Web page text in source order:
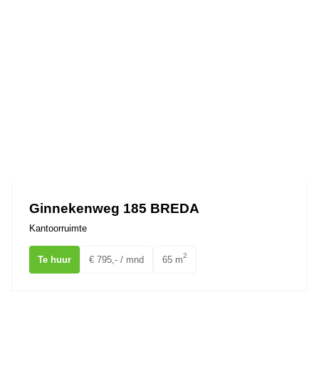
Ginnekenweg 185 BREDA
Kantoorruimte
Te huur € 795,- / mnd 65 m2